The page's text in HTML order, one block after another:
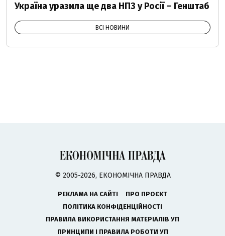
Україна уразила ще два НПЗ у Росії – Генштаб
ВСІ НОВИНИ
© 2005-2026, ЕКОНОМІЧНА ПРАВДА
РЕКЛАМА НА САЙТІ
ПРО ПРОЄКТ
ПОЛІТИКА КОНФІДЕНЦІЙНОСТІ
ПРАВИЛА ВИКОРИСТАННЯ МАТЕРІАЛІВ УП
ПРИНЦИПИ І ПРАВИЛА РОБОТИ УП